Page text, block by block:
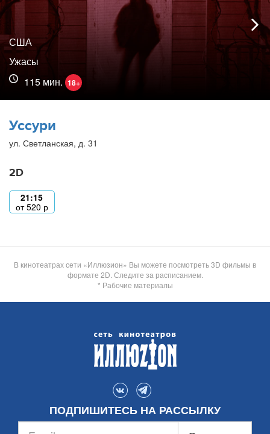
США
Ужасы
115 мин. 18+
Уссури
ул. Светланская, д. 31
2D
21:15
от520 р
В кинотеатрах сети «Иллюзион» Вы можете посмотреть 3D фильмы в
формате 2D. Следите за расписанием.
* Рабочие материалы
ПОДПИШИТЕСЬ НА РАССЫЛКУ